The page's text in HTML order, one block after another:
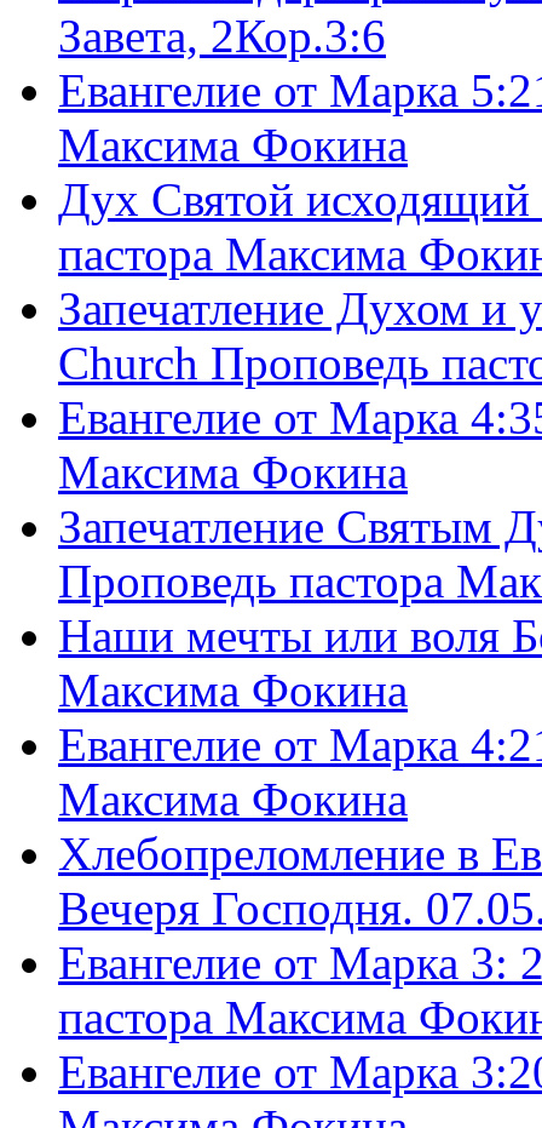
Завета, 2Кор.3:6
Евангелие от Марка
Максима Фокина
Дух Святой
пастора Максима
Запечатление Духом и
Church Проповедь
Евангелие от Марка
Максима Фокина
Запечатление Святым
Проповедь пастора
Наши мечты или воля
Максима Фокина
Евангелие от Марка
Максима Фокина
Хлебопреломление в
Вечеря Господня.
Евангелие от Марка 3:
пастора Максима
Евангелие от Марка